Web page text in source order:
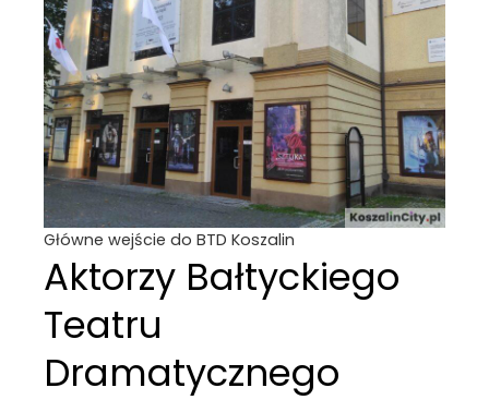
Główne wejście do BTD Koszalin
Aktorzy Bałtyckiego
Teatru
Dramatycznego